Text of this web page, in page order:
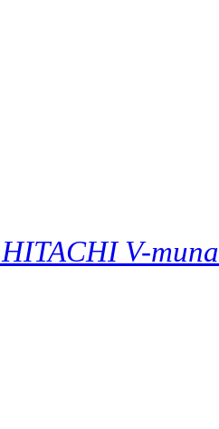
V-типа